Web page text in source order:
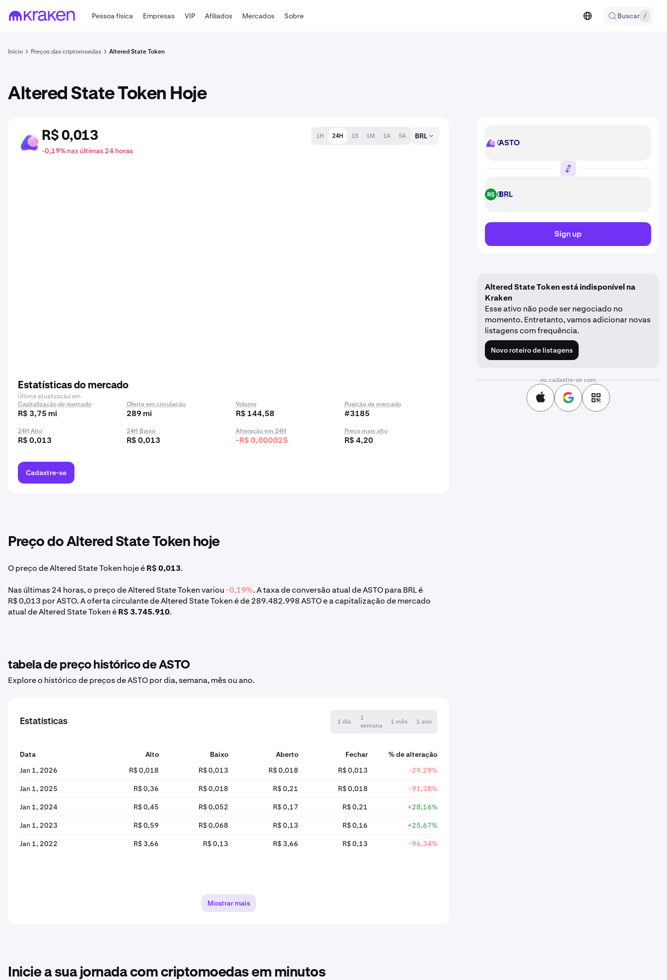
Pessoa física Empresas VIP Afiliados Mercados Sobre Buscar /
Início Preços das criptomoedas Altered State Token
Altered State Token Hoje
R$ 0,013
-0,19% nas últimas 24 horas
1H 24H 1S 1M 1A 5A BRL
Estatísticas do mercado
Última atualização em
Capitalização de mercado
R$ 3,75 mi
Oferta em circulação
289 mi
Volume
R$ 144,58
Posição de mercado
#3185
24H Alto
R$ 0,013
24H Baixo
R$ 0,013
Alteração em 24H
-R$ 0,000025
Preço mais alto
R$ 4,20
Cadastre-se
Preço do Altered State Token hoje
O preço de Altered State Token hoje éR$ 0,013.
Nas últimas 24 horas, o preço de Altered State Token variou-0,19%. A taxa de conversão atual de ASTO para BRL é
R$ 0,013 por ASTO. A oferta circulante de Altered State Token é de 289.482.998 ASTO e a capitalização de mercado
atual de Altered State Token éR$ 3.745.910.
tabela de preço histórico de ASTO
Explore o histórico de preços de ASTO por dia, semana, mês ou ano.
Estatísticas 1 dia
1
semana
1 mês 1 ano
Data Alto Baixo Aberto Fechar
% de alteração
Jan 1, 2026
R$ 0,018 R$ 0,013 R$ 0,018 R$ 0,013 -29,29%
Jan 1, 2025 R$ 0,36 R$ 0,018 R$ 0,21 R$ 0,018 -91,38%
Jan 1, 2024 R$ 0,45 R$ 0,052 R$ 0,17 R$ 0,21 +28,16%
Jan 1, 2023 R$ 0,59 R$ 0,068 R$ 0,13 R$ 0,16 +25,67%
Jan 1, 2022 R$ 3,66 R$ 0,13 R$ 3,66 R$ 0,13 -96,34%
Mostrar mais
Inicie a sua jornada com criptomoedas em minutos
ASTO ASTO
BRL BRL
Sign up
Altered State Token está indisponível na
Kraken
Esse ativo não pode ser negociado no
momento. Entretanto, vamos adicionar novas
listagens com frequência.
Novo roteiro de listagens
ou cadastre-se com